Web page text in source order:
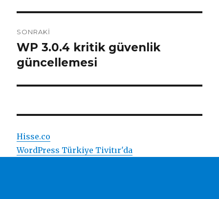
SONRAKI
Sonraki
yazı:
WP 3.0.4 kritik güvenlik
güncellemesi
Hisse.co
WordPress Türkiye Tivitır'da